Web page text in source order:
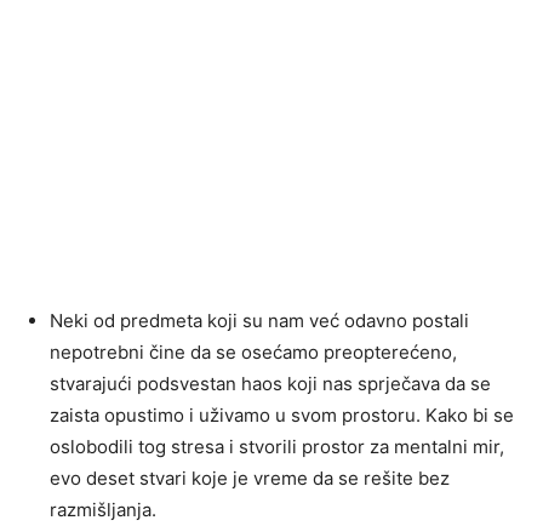
Neki od predmeta koji su nam već odavno postali
nepotrebni čine da se osećamo preopterećeno,
stvarajući podsvestan haos koji nas sprječava da se
zaista opustimo i uživamo u svom prostoru. Kako bi se
oslobodili tog stresa i stvorili prostor za mentalni mir,
evo deset stvari koje je vreme da se rešite bez
razmišljanja.